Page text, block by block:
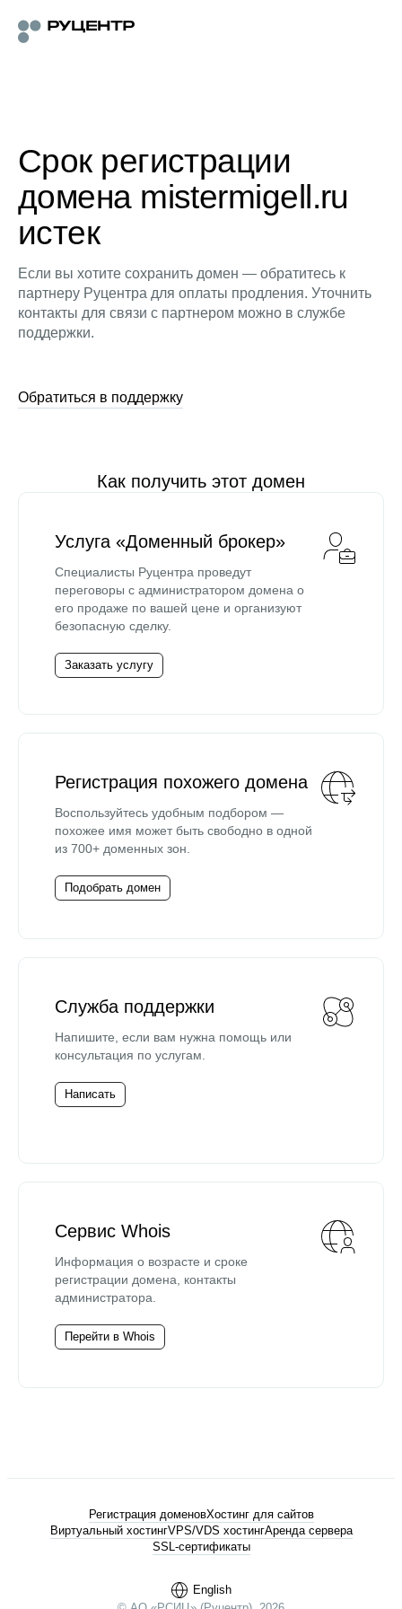
Срок регистрации
домена mistermigell.ru
истек
Если вы хотите сохранить домен — обратитесь к
партнеру Руцентра для оплаты продления. Уточнить
контакты для связи с партнером можно в службе
поддержки.
Обратиться в поддержку
Как получить этот домен
Услуга «Доменный брокер»
Специалисты Руцентра проведут
переговоры с администратором домена о
его продаже по вашей цене и организуют
безопасную сделку.
Заказать услугу
Регистрация похожего домена
Воспользуйтесь удобным подбором —
похожее имя может быть свободно в одной
из 700+ доменных зон.
Подобрать домен
Служба поддержки
Напишите, если вам нужна помощь или
консультация по услугам.
Написать
Сервис Whois
Информация о возрасте и сроке
регистрации домена, контакты
администратора.
Перейти в Whois
English
Регистрация доменовХостинг для сайтов
Виртуальный хостингVPS/VDS хостингАренда сервера
SSL-сертификаты